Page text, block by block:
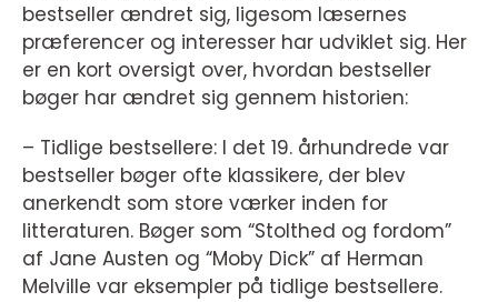
bestseller ændret sig, ligesom læsernes
præferencer og interesser har udviklet sig. Her
er en kort oversigt over, hvordan bestseller
bøger har ændret sig gennem historien:
– Tidlige bestsellere: I det 19. århundrede var
bestseller bøger ofte klassikere, der blev
anerkendt som store værker inden for
litteraturen. Bøger som “Stolthed og fordom”
af Jane Austen og “Moby Dick” af Herman
Melville var eksempler på tidlige bestsellere.